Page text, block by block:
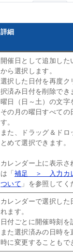
詳細
開催日として追加した
から選択します。
選択した日付を再度ク
択済み日付を削除でき
曜日（日～土）の文字
その月の曜日すべての
す。
また、ドラッグ＆ドロ
とめて選択できます。
カレンダー上に表示さ
は「 補足 ＞ 入力カ
ついて 」を参照してく
カレンダーで選択した
れます。
日付ごとに開催時刻を
また選択済みの日時を
時に変更することもで